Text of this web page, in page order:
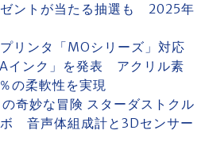
ントが当たる抽選も 2025年
リンタ「MOシリーズ」対応
インク」を発表 アクリル素
の柔軟性を実現
奇妙な冒険 スターダストクル
音声体組成計と3Dセンサー